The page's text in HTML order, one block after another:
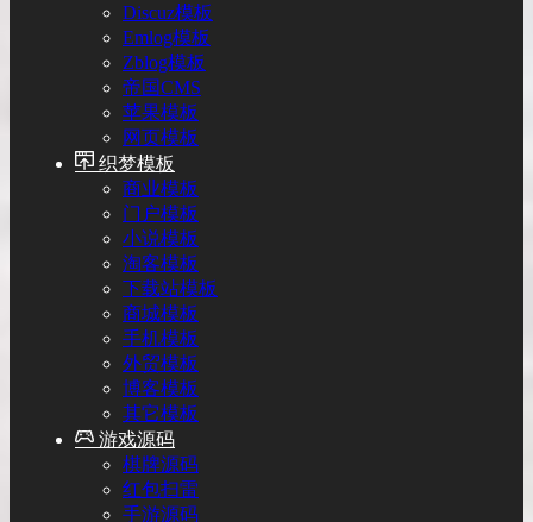
Discuz模板
Emlog模板
Zblog模板
帝国CMS
苹果模板
网页模板
织梦模板
商业模板
门户模板
小说模板
淘客模板
下载站模板
商城模板
手机模板
外贸模板
博客模板
其它模板
游戏源码
棋牌源码
红包扫雷
手游源码